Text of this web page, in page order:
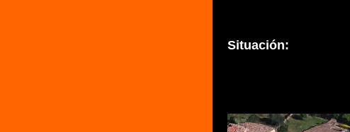
Situación: